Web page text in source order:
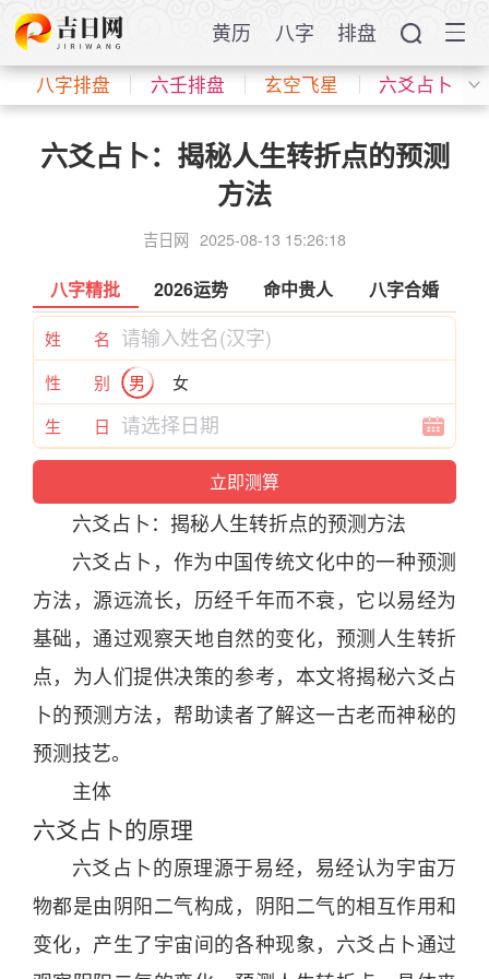
黄历 八字 排盘
八字排盘 六壬排盘 玄空飞星 六爻占卜
六爻占卜：揭秘人生转折点的预测
方法
吉日网 2025-08-13 15:26:18
八字精批 2026运势 命中贵人 八字合婚
姓 名
性 别
男
女
生 日
六爻占卜：揭秘人生转折点的预测方法
六爻占卜 ，作为中国传统文化中的一种预测
方法，源远流长，历经千年而不衰，它以易经为
基础，通过观察天地自然的变化，预测人生转折
点，为人们提供决策的参考，本文将揭秘六爻占
卜的预测方法，帮助读者了解这一古老而神秘的
预测技艺。
主体
六爻占卜的原理
六爻占卜的原理源于易经，易经认为宇宙万
物都是由阴阳二气构成，阴阳二气的相互作用和
变化，产生了宇宙间的各种现象， 六爻占卜通过